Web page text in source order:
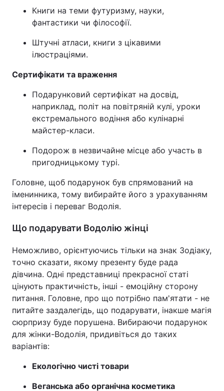
Книги на теми футуризму, науки,
фантастики чи філософії.
Штучні атласи, книги з цікавими
ілюстраціями.
Сертифікати та враження
Подарунковий сертифікат на досвід,
наприклад, політ на повітряній кулі, уроки
екстремального водіння або кулінарні
майстер-класи.
Подорож в незвичайне місце або участь в
пригодницькому турі.
Головне, щоб подарунок був спрямований на
іменинника, тому вибирайте його з урахуванням
інтересів і переваг Водолія.
Що подарувати Водолію жінці
Неможливо, орієнтуючись тільки на знак Зодіаку,
точно сказати, якому презенту буде рада
дівчина. Одні представниці прекрасної статі
цінують практичність, інші - емоційну сторону
питання. Головне, про що потрібно пам'ятати - не
питайте заздалегідь, що подарувати, інакше магія
сюрпризу буде порушена. Вибираючи подарунок
для жінки-Водолія, придивіться до таких
варіантів:
Екологічно чисті товари
Веганська або органічна косметика